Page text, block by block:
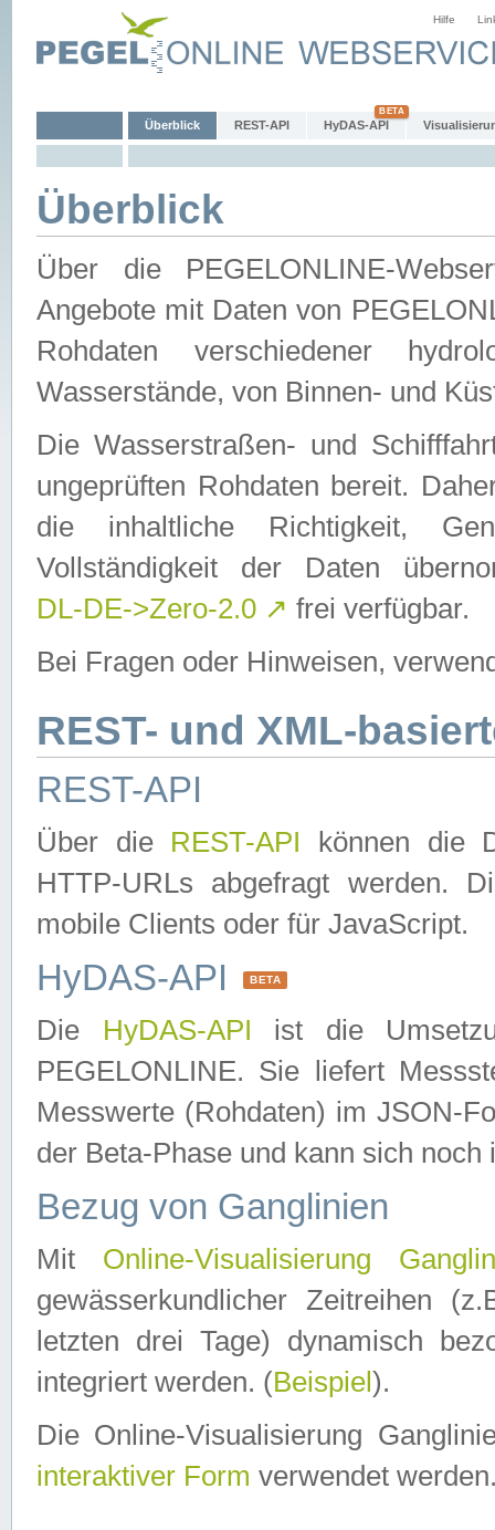
Hilfe
Überblick REST-API HyDAS-API
Überblick
Über die PEGELONLINE-
Angebote mit Daten von
Rohdaten verschiedener
Wasserstände, von Binnen- und
Die Wasserstraßen- und
ungeprüften Rohdaten bereit.
die inhaltliche Richtigkeit,
Vollständigkeit der Daten
DL-DE->Zero-2.0 ↗ frei verfügbar.
Bei Fragen oder Hinweisen,
REST- und XML-
REST-API
Über die REST-API können die
HTTP-URLs abgefragt werden.
mobile Clients oder für JavaScript.
HyDAS-API BETA
Die HyDAS-API ist die
PEGELONLINE. Sie liefert
Messwerte (Rohdaten) im JSON-
der Beta-Phase und kann sich noch
Bezug von Ganglinien
Mit Online-Visualisierung
gewässerkundlicher Zeitreihen
letzten drei Tage) dynamisch
integriert werden. (Beispiel ).
Die Online-Visualisierung
interaktiver Form verwendet